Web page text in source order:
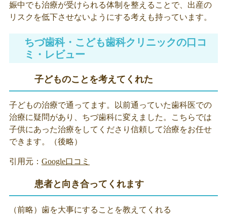
娠中でも治療が受けられる体制を整えることで、出産の
リスクを低下させないようにする考えも持っています。
ちづ歯科・こども歯科クリニックの口コ
ミ・レビュー
子どものことを考えてくれた
子どもの治療で通ってます。以前通っていた歯科医での
治療に疑問があり、ちづ歯科に変えました。こちらでは
子供にあった治療をしてくださり信頼して治療をお任せ
できます。（後略）
引用元： Google口コミ
患者と向き合ってくれます
（前略）歯を大事にすることを教えてくれる